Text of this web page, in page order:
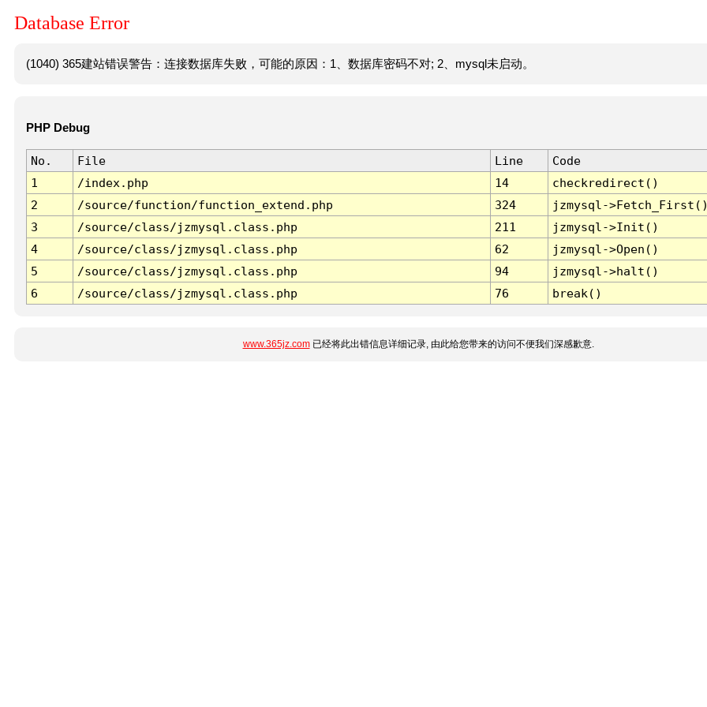
Database Error
(1040) 365建站错误警告：连接数据库失败，可能的原因：1、数据库密码不对; 2、mysql未启动。
PHP Debug
No. File Line
Code
1
/index.php 14
checkredirect()
2
/source/function/function_extend.php 324
jzmysql-
3
/source/class/jzmysql.class.php 211
jzmysql->Init()
4
/source/class/jzmysql.class.php 62
jzmysql->Open()
5
/source/class/jzmysql.class.php 94
jzmysql->halt()
6
/source/class/jzmysql.class.php 76 break()
www.365jz.com已经将此出错信息详细记录, 由此给您带来的访问不便我们深感歉意.